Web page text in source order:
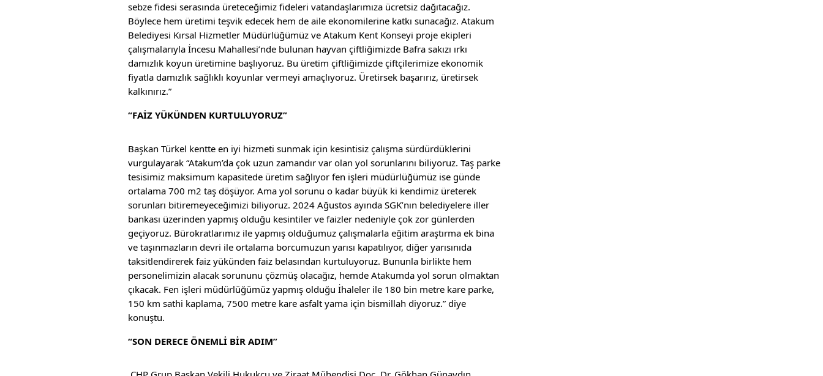
sebze fidesi serasında üreteceğimiz fideleri vatandaşlarımıza ücretsiz dağıtacağız.
Böylece hem üretimi teşvik edecek hem de aile ekonomilerine katkı sunacağız. Atakum
Belediyesi Kırsal Hizmetler Müdürlüğümüz ve Atakum Kent Konseyi proje ekipleri
çalışmalarıyla İncesu Mahallesi’nde bulunan hayvan çiftliğimizde Bafra sakızı ırkı
damızlık koyun üretimine başlıyoruz. Bu üretim çiftliğimizde çiftçilerimize ekonomik
fiyatla damızlık sağlıklı koyunlar vermeyi amaçlıyoruz. Üretirsek başarırız, üretirsek
kalkınırız.”
“FAİZ YÜKÜNDEN KURTULUYORUZ”
Başkan Türkel kentte en iyi hizmeti sunmak için kesintisiz çalışma sürdürdüklerini
vurgulayarak “Atakum’da çok uzun zamandır var olan yol sorunlarını biliyoruz. Taş parke
tesisimiz maksimum kapasitede üretim sağlıyor fen işleri müdürlüğümüz ise günde
ortalama 700 m2 taş döşüyor. Ama yol sorunu o kadar büyük ki kendimiz üreterek
sorunları bitiremeyeceğimizi biliyoruz. 2024 Ağustos ayında SGK’nın belediyelere iller
bankası üzerinden yapmış olduğu kesintiler ve faizler nedeniyle çok zor günlerden
geçiyoruz. Bürokratlarımız ile yapmış olduğumuz çalışmalarla eğitim araştırma ek bina
ve taşınmazların devri ile ortalama borcumuzun yarısı kapatılıyor, diğer yarısınıda
taksitlendirerek faiz yükünden faiz belasından kurtuluyoruz. Bununla birlikte hem
personelimizin alacak sorununu çözmüş olacağız, hemde Atakumda yol sorun olmaktan
çıkacak. Fen işleri müdürlüğümüz yapmış olduğu İhaleler ile 180 bin metre kare parke,
150 km sathi kaplama, 7500 metre kare asfalt yama için bismillah diyoruz.” diye
konuştu.
“SON DERECE ÖNEMLİ BİR ADIM”